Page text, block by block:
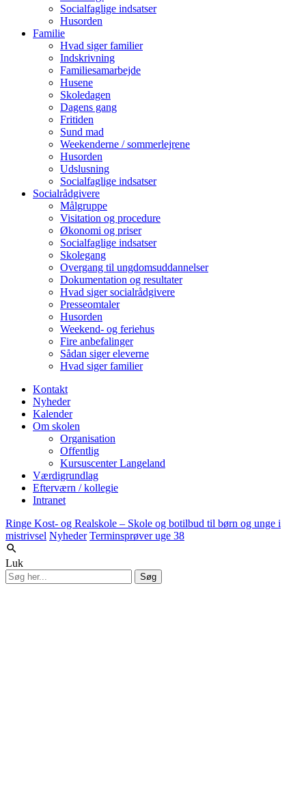
Socialfaglige indsatser
Husorden
Familie
Hvad siger familier
Indskrivning
Familiesamarbejde
Husene
Skoledagen
Dagens gang
Fritiden
Sund mad
Weekenderne / sommerlejrene
Husorden
Udslusning
Socialfaglige indsatser
Socialrådgivere
Målgruppe
Visitation og procedure
Økonomi og priser
Socialfaglige indsatser
Skolegang
Overgang til ungdomsuddannelser
Dokumentation og resultater
Hvad siger socialrådgivere
Presseomtaler
Husorden
Weekend- og feriehus
Fire anbefalinger
Sådan siger eleverne
Hvad siger familier
Kontakt
Nyheder
Kalender
Om skolen
Organisation
Offentlig
Kursuscenter Langeland
Værdigrundlag
Efterværn / kollegie
Intranet
Ringe Kost- og Realskole – Skole og botilbud til børn og unge i
mistrivsel Nyheder Terminsprøver uge 38
Luk
Søg